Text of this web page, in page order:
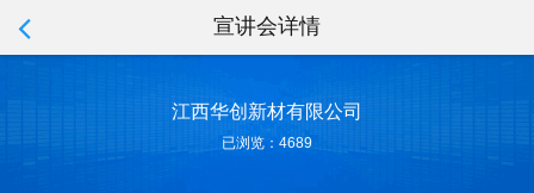
宣讲会详情
江西华创新材有限公司
已浏览：4689